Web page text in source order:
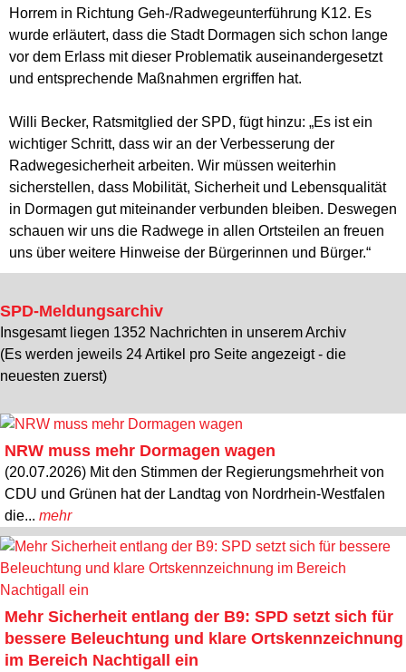
Horrem in Richtung Geh-/Radwegeunterführung K12. Es
wurde erläutert, dass die Stadt Dormagen sich schon lange
vor dem Erlass mit dieser Problematik auseinandergesetzt
und entsprechende Maßnahmen ergriffen hat.
Willi Becker, Ratsmitglied der SPD, fügt hinzu: „Es ist ein
wichtiger Schritt, dass wir an der Verbesserung der
Radwegesicherheit arbeiten. Wir müssen weiterhin
sicherstellen, dass Mobilität, Sicherheit und Lebensqualität
in Dormagen gut miteinander verbunden bleiben. Deswegen
schauen wir uns die Radwege in allen Ortsteilen an freuen
uns über weitere Hinweise der Bürgerinnen und Bürger.“
SPD-Meldungsarchiv
Insgesamt liegen 1352 Nachrichten in unserem Archiv
(Es werden jeweils 24 Artikel pro Seite angezeigt - die
neuesten zuerst)
NRW muss mehr Dormagen wagen
(20.07.2026) Mit den Stimmen der Regierungsmehrheit von
CDU und Grünen hat der Landtag von Nordrhein-Westfalen
die... mehr
Mehr Sicherheit entlang der B9: SPD setzt sich für
bessere Beleuchtung und klare Ortskennzeichnung
im Bereich Nachtigall ein